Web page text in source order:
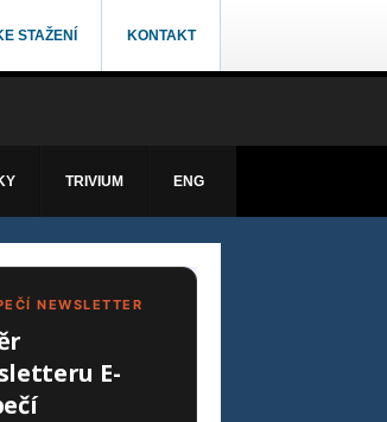
STAŽENÍ KONTAKT
TRIVIUM ENG
NEWSLETTER
E-